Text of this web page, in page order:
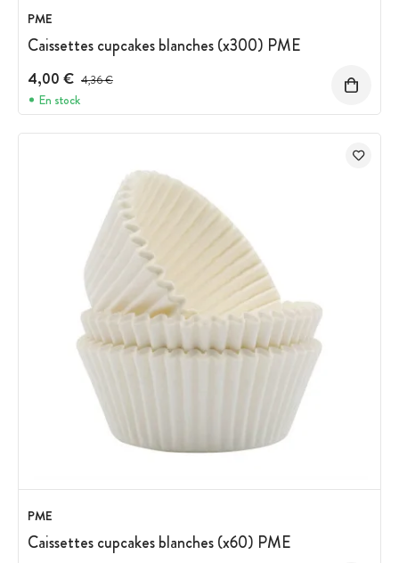
PME
Caissettes cupcakes blanches (x300) PME
4,00 € Prix avant réduction :
4,36 €
En stock
PME
Caissettes cupcakes blanches (x60) PME